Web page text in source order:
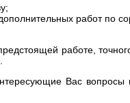
работ по
работе,
Вас вопросы